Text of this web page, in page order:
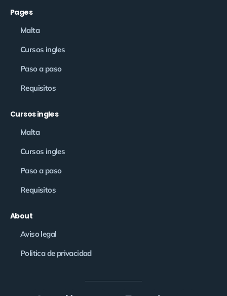
Pages
Malta
Cursos ingles
Paso a paso
Requisitos
Cursos ingles
Malta
Cursos ingles
Paso a paso
Requisitos
About
Aviso legal
Politica de privacidad